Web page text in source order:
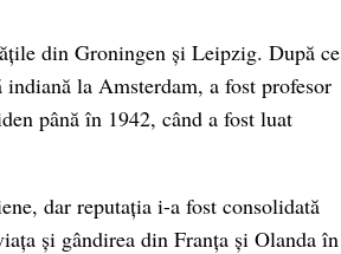
din Groningen și Leipzig. După ce
la Amsterdam, a fost profesor
până în 1942, când a fost luat
dar reputația i-a fost consolidată
și gândirea din Franța și Olanda în